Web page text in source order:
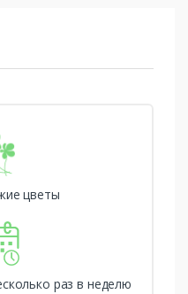
цветы
раз в неделю